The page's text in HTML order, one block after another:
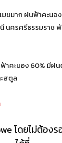
มฆมาก ฝนฟ้าคะน
นครศรีธรรมราช
าคะนอง 60% มีฝ
สตูล
โดยไม่ต้อง